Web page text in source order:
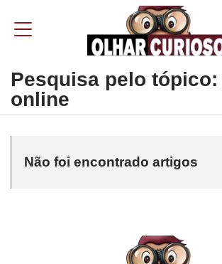
Pesquisa pelo
online
Não foi encontrado artigos